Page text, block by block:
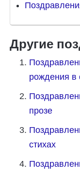
Другие
рождения в
прозе
стихах